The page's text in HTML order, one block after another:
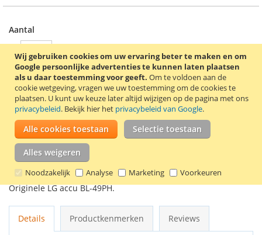
Wij gebruiken cookies om uw ervaring beter te maken en om
Google persoonlijke advertenties te kunnen laten plaatsen
als u daar toestemming voor geeft. Om te voldoen aan de
cookie wetgeving, vragen we uw toestemming om de cookies te
plaatsen. U kunt uw keuze later altijd wijzigen op de pagina met ons
privacybeleid. Bekijk hier het privacybeleid van Google.
Alle cookies toestaan Selectie toestaan
Alles weigeren
Noodzakelijk Analyse Marketing Voorkeuren
Aantal
In Winkelwagen
VOEG TOE AAN VERLANGLIJST
TOEVOEGEN OM TE VERGELIJKEN
Originele LG accu BL-49PH.
Details Productkenmerken Reviews